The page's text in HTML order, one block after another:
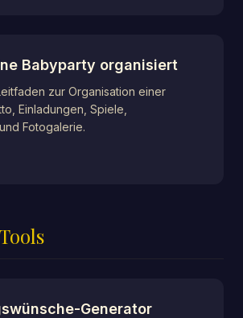
Babyparty organisiert
zur Organisation einer
Einladungen, Spiele,
Fotogalerie.
Generator